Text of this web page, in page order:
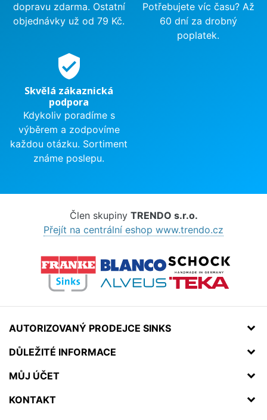
dopravu zdarma. Ostatní
objednávky už od 79 Kč.
Potřebujete víc času? Až
60 dní za drobný
poplatek.
verified_user
Skvělá zákaznická
podpora
Kdykoliv poradíme s
výběrem a zodpovíme
každou otázku. Sortiment
známe poslepu.
Člen skupiny TRENDO s.r.o.
Přejít na centrální eshop www.trendo.cz
AUTORIZOVANÝ PRODEJCE SINKS
DŮLEŽITÉ INFORMACE
MŮJ ÚČET
KONTAKT